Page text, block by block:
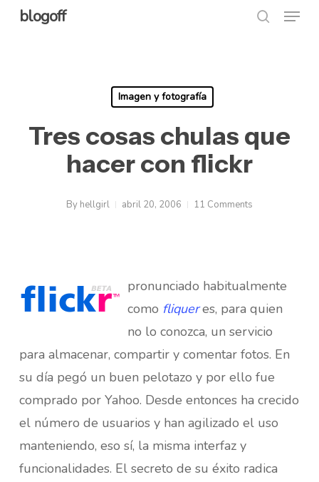
Skipblogoff Menu
Imagen y fotografía
Tres cosas chulas que
hacer con flickr
By hellgirl abril 20, 2006 11 Comments
pronunciado habitualmente
como fliqueres, para quien
no lo conozca, un servicio
para almacenar, compartir y comentar fotos. En
su día pegó un buen pelotazo y por ello fue
comprado por Yahoo. Desde entonces ha crecido
el número de usuarios y han agilizado el uso
manteniendo, eso sí, la misma interfaz y
funcionalidades. El secreto de su éxito radica